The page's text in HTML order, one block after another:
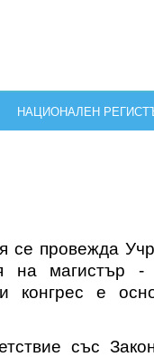
НАЦИОНАЛЕН
провежда
на магистър
конгрес е
със